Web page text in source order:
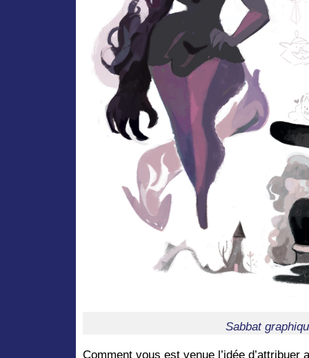
Sabbat
Comment vous est venue l’idée d’attribuer